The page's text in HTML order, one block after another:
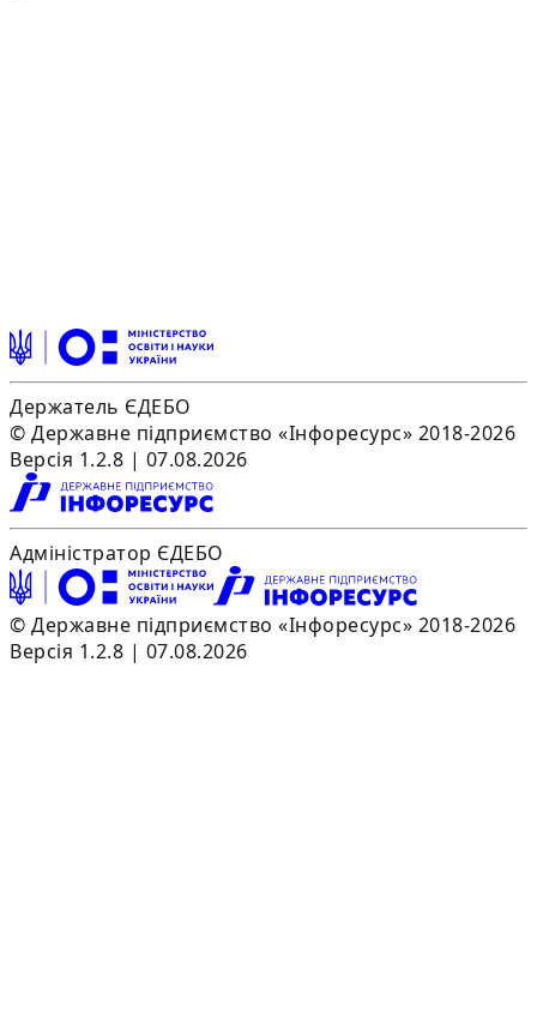
Держатель ЄДЕБО
© Державне підприємство «Інфоресурс» 2018-2026
Версія 1.2.8 | 07.08.2026
Адміністратор ЄДЕБО
© Державне підприємство «Інфоресурс» 2018-2026
Версія 1.2.8 | 07.08.2026